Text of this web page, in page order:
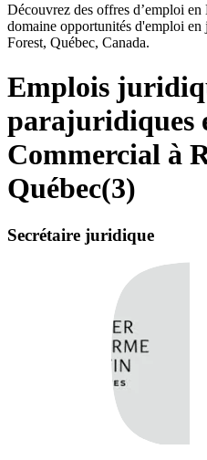
Découvrez des offres d’emploi
domaine opportunités d'emploi
Forest, Québec, Canada.
Emplois
parajuridiques
Commercial à
Québec(3)
Secrétaire juridique